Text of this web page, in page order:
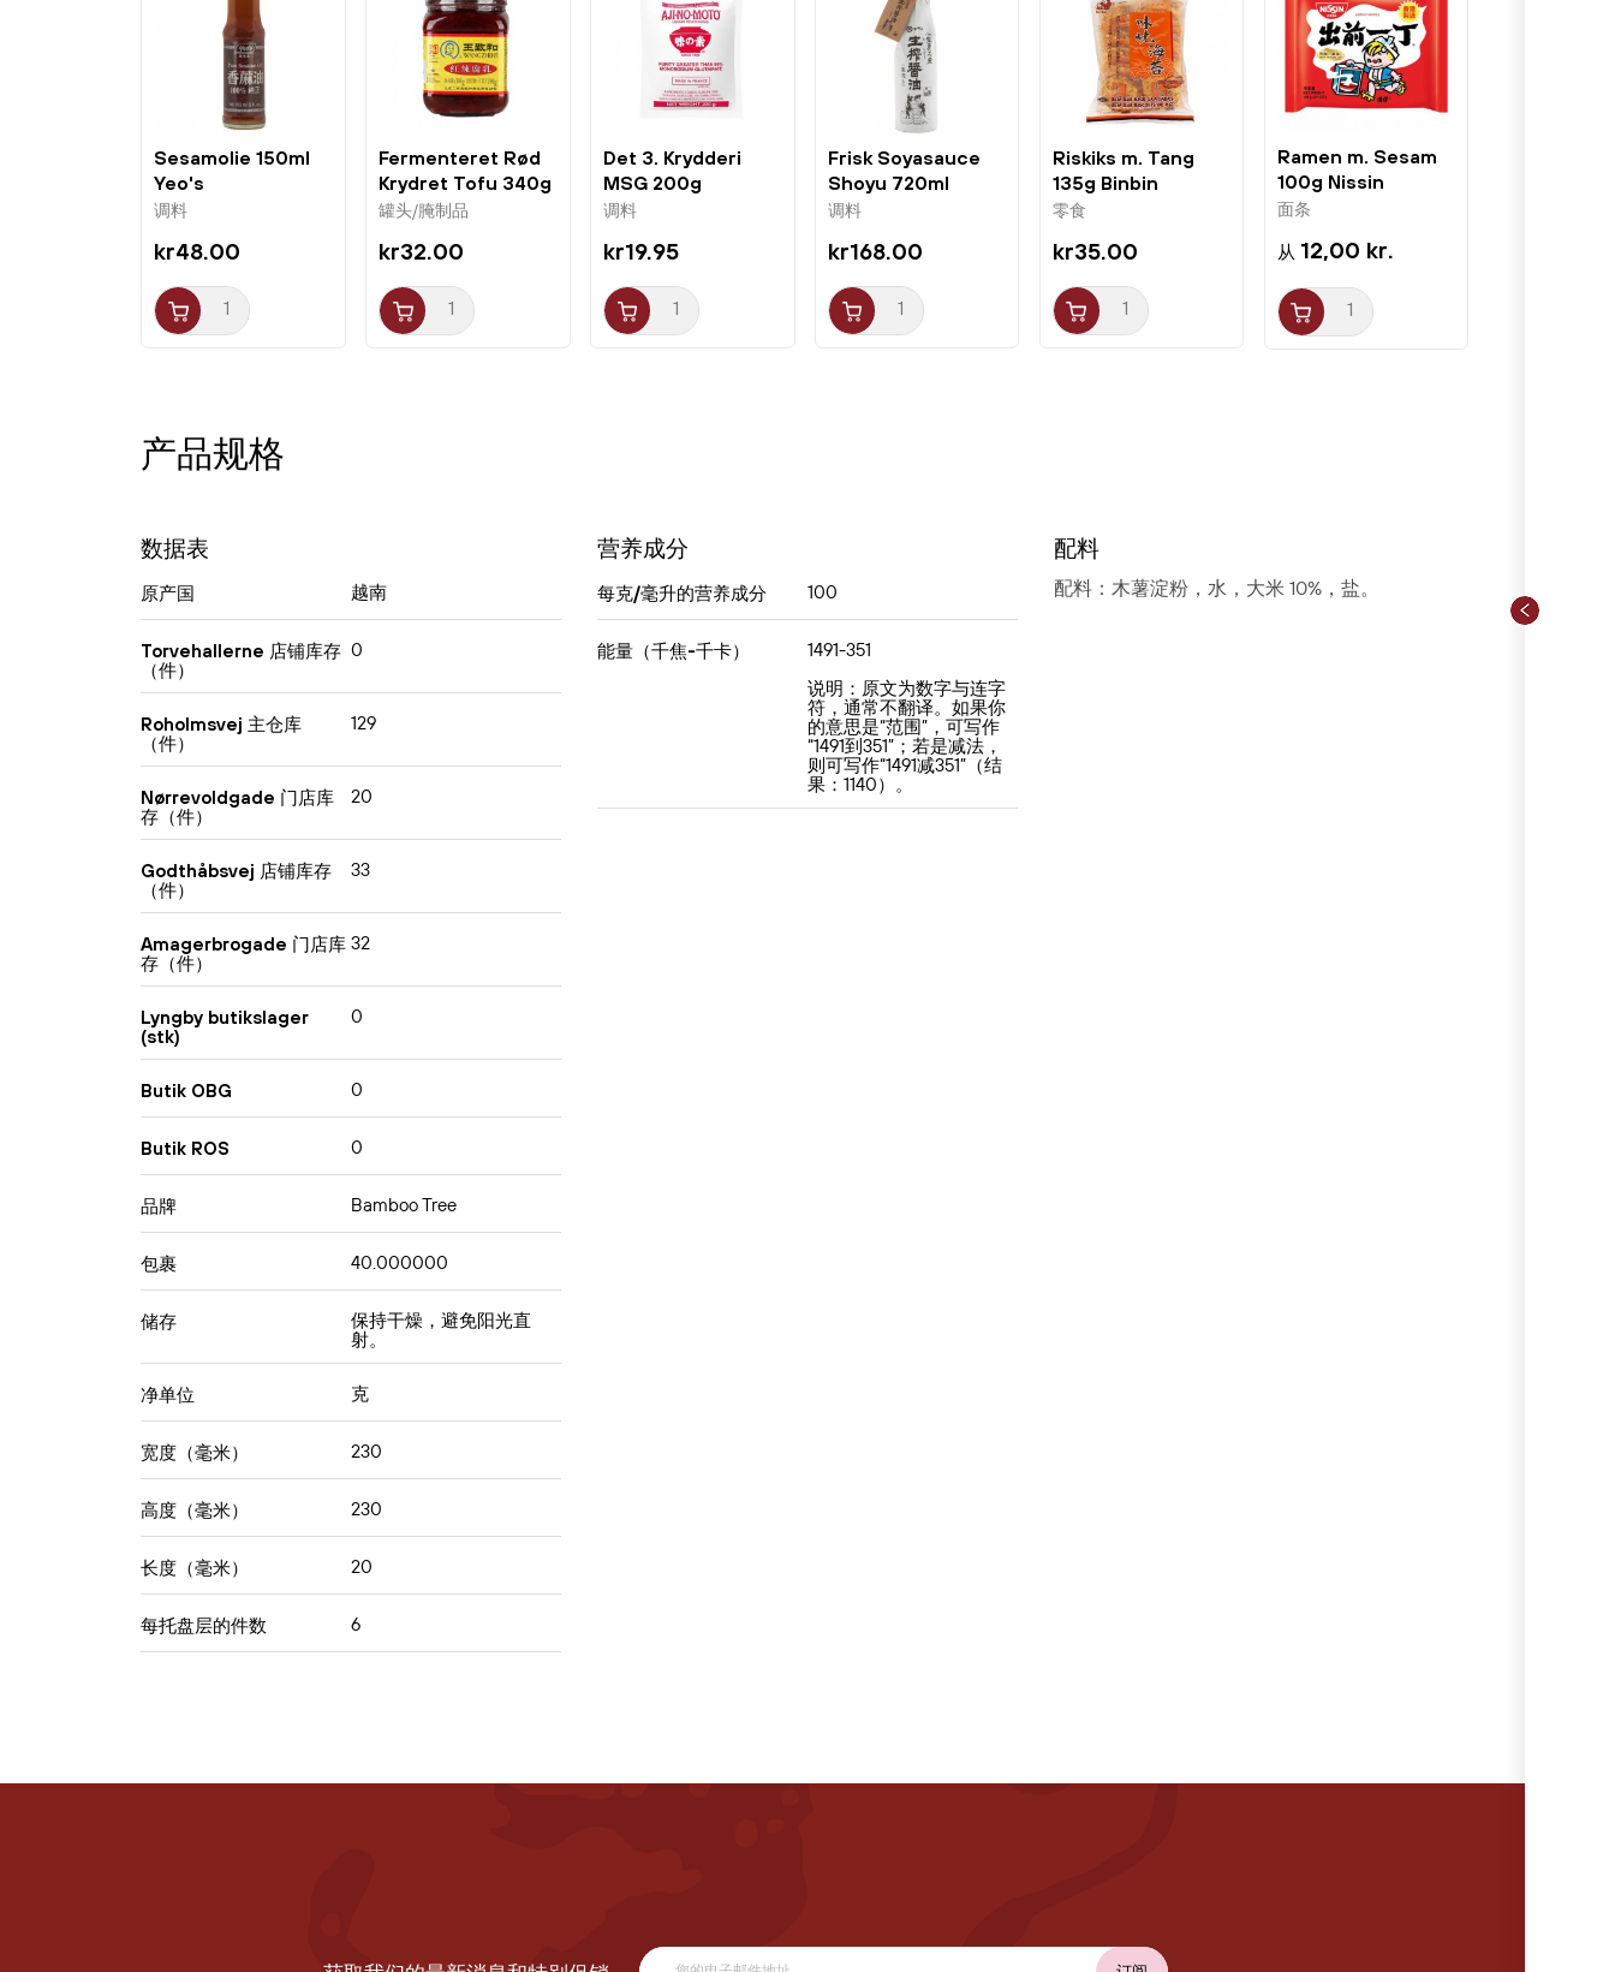
产品规格
数据表
原产国 越南
Torvehallerne 店铺库存
（件）
0
Roholmsvej 主仓库
（件）
129
Nørrevoldgade 门店库
存（件）
20
Godthåbsvej 店铺库存
（件）
33
Amagerbrogade 门店库
存（件）
32
Lyngby butikslager
(stk)
0
Butik OBG 0
Butik ROS 0
品牌 Bamboo Tree
包裹 40.000000
储存
保持干燥，避免阳光直
射。
净单位 克
宽度（毫米） 230
高度（毫米） 230
长度（毫米） 20
每托盘层的件数 6
营养成分
每克/毫升的营养成分 100
能量（千焦-千卡）
1491-351
说明：原文为数字与连字
符，通常不翻译。如果你
的意思是“范围”，可写作
“1491到351”；若是减法，
则可写作“1491减351”（结
果：1140）。
配料
配料：木薯淀粉，水，大米 10%，盐。
Sesamolie 150ml
Yeo's
调料
kr48.00
Fermenteret Rød
Krydret Tofu 340g
Wang Zhi He
罐头/腌制品
kr32.00
Det 3. Krydderi
MSG 200g
Ajinomoto
调料
kr19.95
Frisk Soyasauce
Shoyu 720ml
Kishibori
调料
kr168.00
Riskiks m. Tang
135g Binbin
零食
kr35.00
Ramen m. Sesam
100g Nissin
面条
从 12,00 kr.